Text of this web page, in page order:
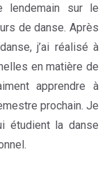
lendemain sur le
de danse. Après
j’ai réalisé à
en matière de
apprendre à
prochain. Je
étudient la danse